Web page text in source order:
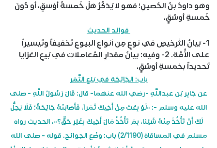
وهو داودُ بنُ الحُصينِ؛ فهو لا يَذكُرُ هلْ خَمسةُ أوْسقٍ، أو دُونَ
خَمسةِ أوسُقٍ.
فوائد الحديث
1- بَيانُ التَّرخيصِ في نوعٍ مِن أنواعِ البيوعِ تَخفيفاً وتَيسيراً
على الأُمَّةِ. 2- وفيه: بيانُ مِقدارِ المُعاملاتِ في بَيعِ العَرَايا
تَحديداً بخمسةِ أوسُقٍ.
باب: الجَائِحَة في بَيْع الثَّمَر
عن جَابِر بْن عبداللَّهِ -رضي الله عنهما- قال: قَالَ رَسُولُ اللَّهِ - صلى
الله عليه وسلم -: «لَوْ بِعْتَ مِنْ أَخِيكَ ثَمَراً، فَأَصَابَتْهُ جَائِحَةٌ؛ فَلَا يَحِلُّ
لَكَ أَنْ تَأْخُذَ مِنْهُ شَيْئا، بِمَ تَأْخُذُ مَالَ أَخِيكَ بِغَيْرِ حَقٍّ؟»، الحديث رواه
مسلم في المساقاة (2/1190) باب: وضْع الجوائح. قوله - صلى الله